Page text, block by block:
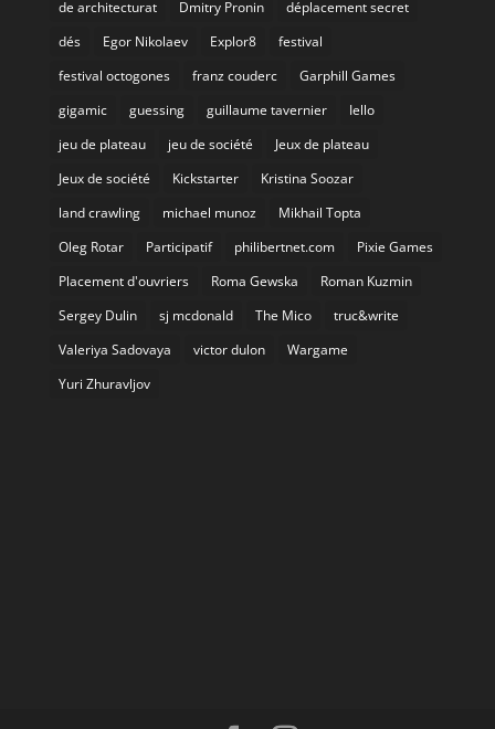
de architecturat
Dmitry Pronin
déplacement secret
dés
Egor Nikolaev Explor8
festival
festival octogones
franz couderc
Garphill Games
gigamic
guessing guillaume tavernier
Iello
jeu de plateau
jeu de société
Jeux de plateau
Jeux de société
Kickstarter
Kristina Soozar
land crawling
michael munoz
Mikhail Topta
Oleg Rotar
Participatif philibertnet.com
Pixie Games
Placement d'ouvriers
Roma Gewska
Roman Kuzmin
Sergey Dulin
sj mcdonald The Mico
truc&write
Valeriya Sadovaya
victor dulon
Wargame
Yuri Zhuravljov